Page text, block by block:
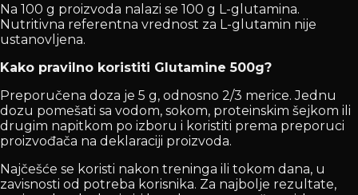
Na 100 g proizvoda nalazi se 100 g L-glutamina.
Nutritivna referentna vrednost za L-glutamin nije
ustanovljena.
Kako pravilno koristiti Glutamine 500g?
Preporučena doza je 5 g, odnosno 2/3 merice. Jednu
dozu pomešati sa vodom, sokom, proteinskim šejkom ili
drugim napitkom po izboru i koristiti prema preporuci
proizvođača na deklaraciji proizvoda.
Najčešće se koristi nakon treninga ili tokom dana, u
zavisnosti od potreba korisnika. Za najbolje rezultate,